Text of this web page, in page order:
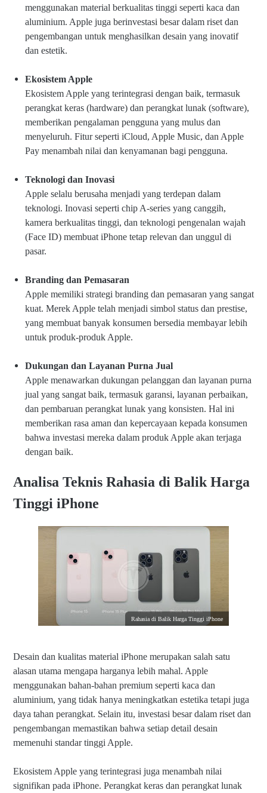
menggunakan material berkualitas tinggi seperti kaca dan
aluminium. Apple juga berinvestasi besar dalam riset dan
pengembangan untuk menghasilkan desain yang inovatif
dan estetik.
Ekosistem Apple
Ekosistem Apple yang terintegrasi dengan baik, termasuk
perangkat keras (hardware) dan perangkat lunak (software),
memberikan pengalaman pengguna yang mulus dan
menyeluruh. Fitur seperti iCloud, Apple Music, dan Apple
Pay menambah nilai dan kenyamanan bagi pengguna.
Teknologi dan Inovasi
Apple selalu berusaha menjadi yang terdepan dalam
teknologi. Inovasi seperti chip A-series yang canggih,
kamera berkualitas tinggi, dan teknologi pengenalan wajah
(Face ID) membuat iPhone tetap relevan dan unggul di
pasar.
Branding dan Pemasaran
Apple memiliki strategi branding dan pemasaran yang sangat
kuat. Merek Apple telah menjadi simbol status dan prestise,
yang membuat banyak konsumen bersedia membayar lebih
untuk produk-produk Apple.
Dukungan dan Layanan Purna Jual
Apple menawarkan dukungan pelanggan dan layanan purna
jual yang sangat baik, termasuk garansi, layanan perbaikan,
dan pembaruan perangkat lunak yang konsisten. Hal ini
memberikan rasa aman dan kepercayaan kepada konsumen
bahwa investasi mereka dalam produk Apple akan terjaga
dengan baik.
Analisa Teknis Rahasia di Balik Harga
Tinggi iPhone
Rahasia di Balik Harga Tinggi iPhone
Desain dan kualitas material iPhone merupakan salah satu
alasan utama mengapa harganya lebih mahal. Apple
menggunakan bahan-bahan premium seperti kaca dan
aluminium, yang tidak hanya meningkatkan estetika tetapi juga
daya tahan perangkat. Selain itu, investasi besar dalam riset dan
pengembangan memastikan bahwa setiap detail desain
memenuhi standar tinggi Apple.
Ekosistem Apple yang terintegrasi juga menambah nilai
signifikan pada iPhone. Perangkat keras dan perangkat lunak